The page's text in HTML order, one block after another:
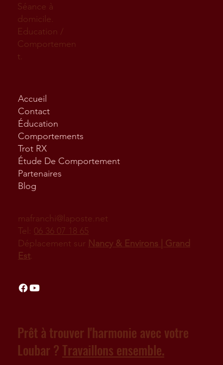
Séance à
domicile.
Education /
Comportemen
t.
Accueil
Contact
Éducation
Comportements
Trot RX
Étude De Comportement
Partenaires
Blog
mafranchi@laposte.net
Tel: 06 36 07 18 65
Déplacement sur Nancy & Environs | Grand
Est.
Prêt à trouver l'harmonie avec votre
Loubar ? Travaillons ensemble.